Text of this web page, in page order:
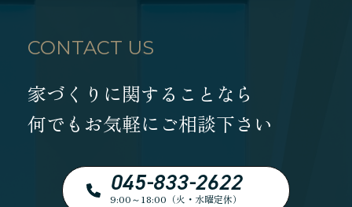
CONTACT US
家づくりに関することなら
何でもお気軽にご相談下さい
045-833-2622
9:00～18:00（火・水曜定休）